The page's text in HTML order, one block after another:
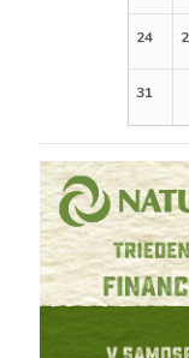
24
31